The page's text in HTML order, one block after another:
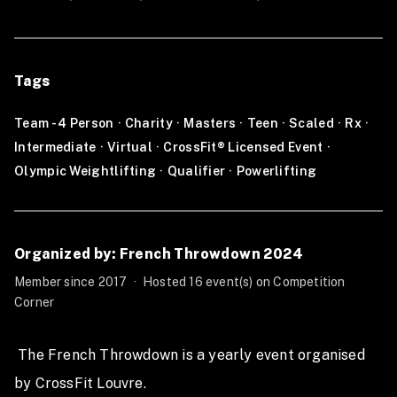
2024 Announcement :
The French Throwdown is back !
2024, and secure your spot for the final on May
association, which fulfills the dreams of sick children.
Help us make dreams come true by participating in
Tags
Team - 4 Person · Charity · Masters · Teen · Scaled · Rx ·
Intermediate · Virtual · CrossFit® Licensed Event ·
Olympic Weightlifting · Qualifier · Powerlifting
Organized by: French Throwdown 2024
Member since 2017 ·
Hosted 16 event(s) on Competition
Corner
by CrossFit Louvre.